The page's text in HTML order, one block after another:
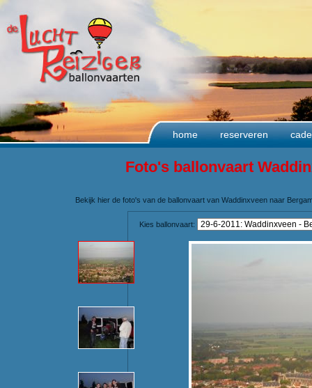
home reserveren
Foto's ballonvaart
Bekijk hier de foto's van de ballonvaart van Waddinxveen naar
Kies ballonvaart: